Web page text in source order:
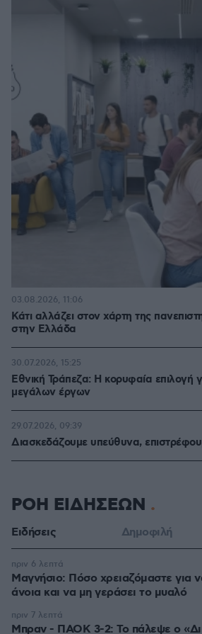
Κάτι αλλάζει στον χάρτη της
στην Ελλάδα
03.08.2026, 11:06
Εθνική Τράπεζα: Η κορυφαία επιλογή
μεγάλων έργων
30.07.2026, 15:25
Διασκεδάζουμε υπεύθυνα,
29.07.2026, 09:39
ΡΟΗ ΕΙΔΗΣΕΩΝ
Ειδήσεις Δημοφιλή
Μαγνήσιο: Πόσο χρειαζόμαστε για
άνοια και να μη γεράσει το μυαλό
πριν 6 λεπτά
Μπραν - ΠΑΟΚ 3-2: Το πάλεψε ο
πριν 7 λεπτά